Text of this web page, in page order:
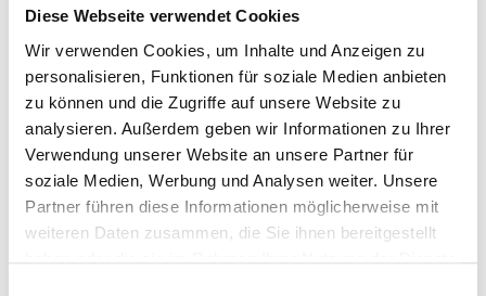
Diese Webseite verwendet Cookies
Wir verwenden Cookies, um Inhalte und Anzeigen zu
personalisieren, Funktionen für soziale Medien anbieten
zu können und die Zugriffe auf unsere Website zu
analysieren. Außerdem geben wir Informationen zu Ihrer
Verwendung unserer Website an unsere Partner für
soziale Medien, Werbung und Analysen weiter. Unsere
Partner führen diese Informationen möglicherweise mit
weiteren Daten zusammen, die Sie ihnen bereitgestellt
haben oder die sie im Rahmen Ihrer Nutzung der Dienste
HILFE UND INFOS
Datenschutz
Versand / Lieferung
Impressum
Widerrufsrecht